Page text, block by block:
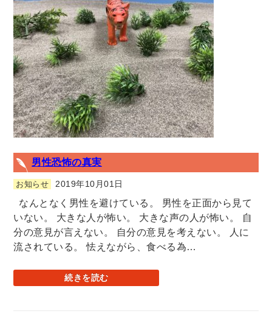
男性恐怖の真実
お知らせ 2019年10月01日
なんとなく男性を避けている。 男性を正面から見て
いない。 大きな人が怖い。 大きな声の人が怖い。 自
分の意見が言えない。 自分の意見を考えない。 人に
流されている。 怯えながら、食べる為…
続きを読む